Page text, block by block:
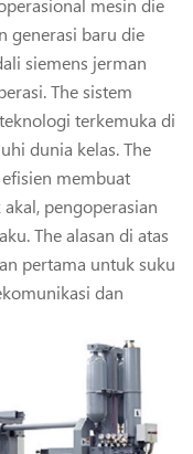
mesin die
generasi baru die
siemens jerman
The sistem
terkemuka di
dunia kelas. The
membuat
pengoperasian
The alasan di atas
pertama untuk suku
dan